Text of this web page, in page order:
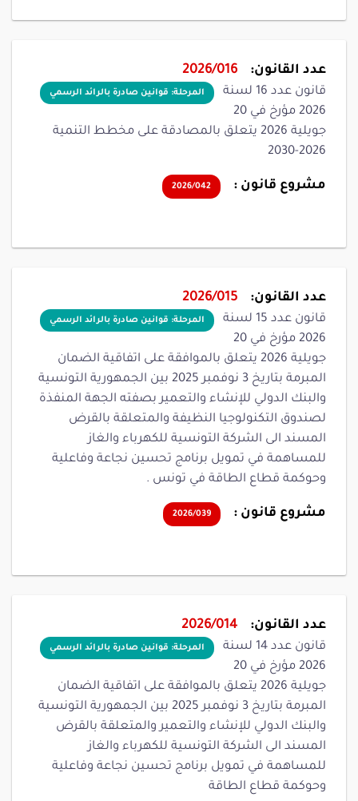
عدد القانون: 2026/016
المرحلة: قوانين صادرة بالرائد الرسمي
قانون عدد 16 لسنة
2026 مؤرخ في 20
جويلية 2026 يتعلق بالمصادقة على مخطط التنمية
2026-2030
مشروع قانون : 2026/042
عدد القانون: 2026/015
المرحلة: قوانين صادرة بالرائد الرسمي
قانون عدد 15 لسنة
2026 مؤرخ في 20
جويلية 2026 يتعلق بالموافقة على اتفاقية الضمان
المبرمة بتاريخ 3 نوفمبر 2025 بين الجمهورية التونسية
والبنك الدولي للإنشاء والتعمير بصفته الجهة المنفذة
لصندوق التكنولوجيا النظيفة والمتعلقة بالقرض
المسند الى الشركة التونسية للكهرباء والغاز
للمساهمة في تمويل برنامج تحسين نجاعة وفاعلية
وحوكمة قطاع الطاقة في تونس .
مشروع قانون : 2026/039
عدد القانون: 2026/014
المرحلة: قوانين صادرة بالرائد الرسمي
قانون عدد 14 لسنة
2026 مؤرخ في 20
جويلية 2026 يتعلق بالموافقة على اتفاقية الضمان
المبرمة بتاريخ 3 نوفمبر 2025 بين الجمهورية التونسية
والبنك الدولي للإنشاء والتعمير والمتعلقة بالقرض
المسند الى الشركة التونسية للكهرباء والغاز
للمساهمة في تمويل برنامج تحسين نجاعة وفاعلية
وحوكمة قطاع الطاقة